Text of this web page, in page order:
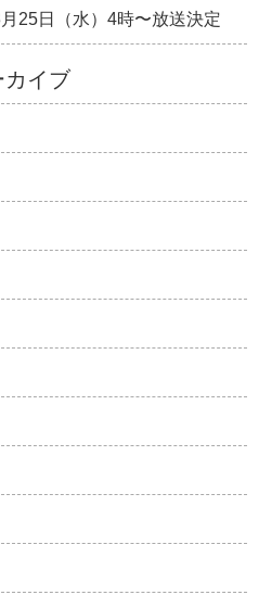
25日（水）4時〜放送決定
カイブ